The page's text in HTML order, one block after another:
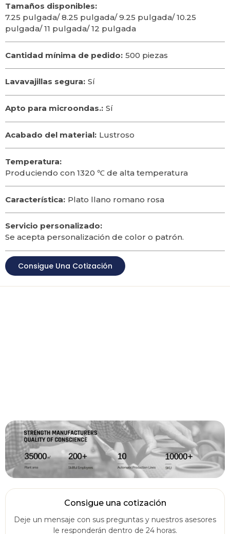
Tamaños disponibles:
7.25 pulgada/ 8.25 pulgada/ 9.25 pulgada/ 10.25
pulgada/ 11 pulgada/ 12 pulgada
Cantidad mínima de pedido: 500 piezas
Lavavajillas segura: Sí
Apto para microondas.: Sí
Acabado del material: Lustroso
Temperatura:
Produciendo con 1320 ℃ de alta temperatura
Característica: Plato llano romano rosa
Servicio personalizado:
Se acepta personalización de color o patrón.
Consigue Una Cotización
Consigue una cotización
Deje un mensaje con sus preguntas y nuestros asesores
le responderán dentro de 24 horas.